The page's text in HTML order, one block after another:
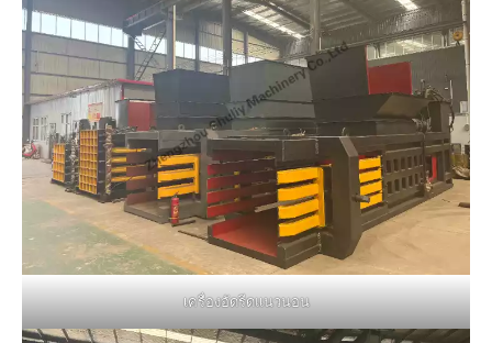
เครื่องอัดรีดแนวนอน